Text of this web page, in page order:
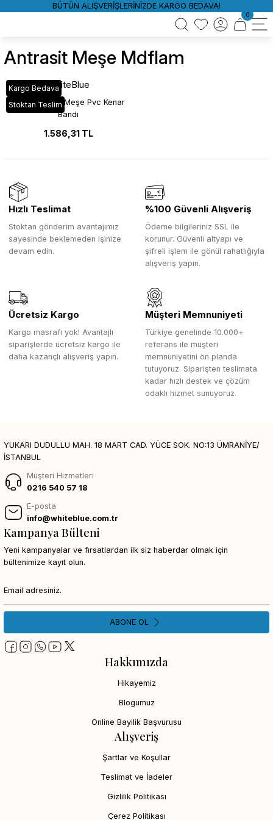
BÜTÜN ALIŞVERİŞLERİNİZDE KARGO BEDAVA!
0
Antrasit Meşe Mdflam
Kargo Bedava
Stoktan Teslim
WhiteBlue
A414 Antrasit Meşe Pvc Kenar
Bandı
1.586,31 TL
Hızlı Teslimat
Stoktan gönderim avantajımız
sayesinde beklemeden işinize
devam edin.
%100 Güvenli Alışveriş
Ödeme bilgileriniz SSL ile
korunur. Güvenli altyapı ve
şifreli işlem ile gönül rahatlığıyla
alışveriş yapın.
Ücretsiz Kargo
Kargo masrafı yok! Avantajlı
siparişlerde ücretsiz kargo ile
daha kazançlı alışveriş yapın.
Müşteri Memnuniyeti
Türkiye genelinde 10.000+
referans ile müşteri
memnuniyetini ön planda
tutuyoruz. Siparişten teslimata
kadar hızlı destek ve çözüm
odaklı hizmet sunuyoruz.
YUKARI DUDULLU MAH. 18 MART CAD. YÜCE SOK. NO:13 ÜMRANİYE/
İSTANBUL
Müşteri Hizmetleri
0216 540 57 18
E-posta
info@whiteblue.com.tr
Hakkımızda
Hikayemiz
Blogumuz
Online Bayilik Başvurusu
Alışveriş
Şartlar ve Koşullar
Teslimat ve İadeler
Gizlilik Politikası
Çerez Politikası
Kampanya Bülteni
Yeni kampanyalar ve fırsatlardan ilk siz haberdar olmak için
bültenimize kayıt olun.
ABONE OL